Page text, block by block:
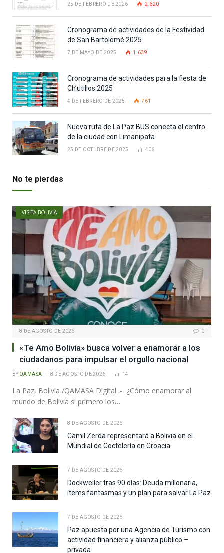
25 DE FEBRERO DE 2026 2.620
Cronograma de actividades de la Festividad
de San Bartolomé 2025
7 DE MAYO DE 2025 1.639
Cronograma de actividades para la fiesta de
Ch’utillos 2025
4 DE FEBRERO DE 2025 761
Nueva ruta de La Paz BUS conecta el centro
de la ciudad con Limanipata
25 DE OCTUBRE DE 2025 406
No te pierdas
VISITA BOLIVIA
8 DE AGOSTO DE 2026 0
«Te Amo Bolivia» busca volver a enamorar a los
ciudadanos para impulsar el orgullo nacional
BY QAMASA 8 DE AGOSTO DE 2026 14
La Paz, Bolivia /QAMASA Digital .- ¿Cómo enamorar al
mundo de Bolivia si primero los…
8 DE AGOSTO DE 2026
Camil Zerda representará a Bolivia en el
Mundial de Coctelería en Croacia
7 DE AGOSTO DE 2026
Dockweiler tras 90 días: Deuda millonaria,
ítems fantasmas y un plan para salvar La Paz
7 DE AGOSTO DE 2026
Paz apuesta por una Agencia de Turismo con
actividad financiera y alianza público –
privada